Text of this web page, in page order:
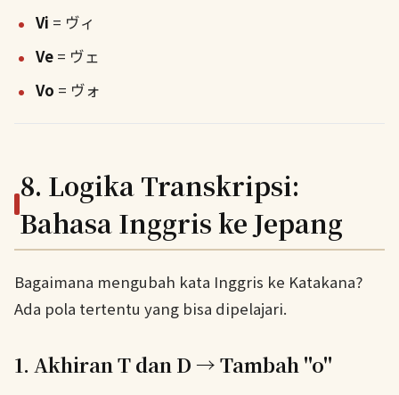
Vi = ヴィ
Ve = ヴェ
Vo = ヴォ
8. Logika Transkripsi:
Bahasa Inggris ke Jepang
Bagaimana mengubah kata Inggris ke Katakana?
Ada pola tertentu yang bisa dipelajari.
1. Akhiran T dan D → Tambah "o"